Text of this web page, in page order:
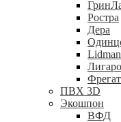
Ростра
Дера
Lidman
Лигаро
ПВХ 3D
Экошпон
ВФД